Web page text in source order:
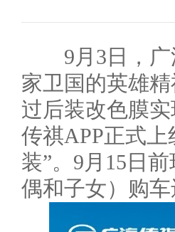
9月3日，广
家卫国的英雄
过后装改色膜
传祺APP正式上
装”。9月15日
偶和子女）购